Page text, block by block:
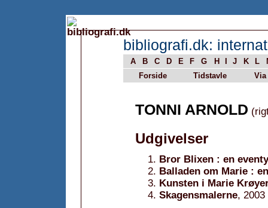
bibliografi.dk:
A B C D E F G H J K L
Forside
Tidstavle Via
TONNI ARNOLD
Udgivelser
Bror Blixen : en
Balladen om Marie :
Kunsten i Marie
Skagensmalerne, 2003